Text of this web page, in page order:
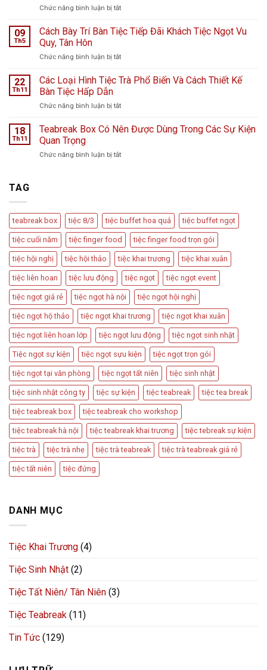
viện
Hà
ngày
bão
chuyện
Cầu
Chức năng bình luận bị tắtở
Teabreak
Khai
Cửa
nước
Perfume
09
Th5
Cách Bày Trí Bàn Tiệc Tiếp Đãi Khách Tiệc Ngọt Vu
Quy, Tân Hôn
Chức năng bình luận bị tắtở
Bày
Tiệc
Đãi
Ngọt
22
Th11
Các Loại Hình Tiệc Trà Phổ Biến Và Cách Thiết Kế
Bàn Tiệc Hấp Dẫn
Chức năng bình luận bị tắtở
Loại
Trà
Kế
Bàn
Tiệc
Hấp
Dẫn
18
Th11
Teabreak Box Có Nên Được Dùng Trong Các Sự Kiện
Quan Trọng
Chức năng bình luận bị tắtở
Dùng
Trong
Các
Sự
Kiện
Quan
Trọng
TAG
teabreak box tiệc 8/3 tiệc buffet hoa quả tiệc buffet ngọt
tiệc cuối năm tiệc finger food tiệc finger food trọn gói
tiệc hội nghị tiệc hội thảo tiệc khai trương tiệc khai xuân
tiệc liên hoan tiệc lưu động tiệc ngọt tiệc ngọt event
tiệc ngọt giá rẻ tiệc ngọt hà nội tiệc ngọt hội nghị
tiệc ngọt hộ thảo tiệc ngọt khai trương tiệc ngọt khai xuân
tiệc ngọt liên hoan lớp tiệc ngọt lưu động tiệc ngọt sinh nhật
Tiệc ngọt sự kiện tiệc ngọt sựu kiện tiệc ngọt trọn gói
tiệc ngọt tại văn phòng tiệc ngọt tất niên tiệc sinh nhật
tiệc sinh nhật công ty tiệc sự kiện tiệc teabreak tiệc tea break
tiệc teabreak box tiệc teabreak cho workshop
tiệc teabreak hà nội tiệc teabreak khai trương tiệc tebreak sự kiện
tiệc trà tiệc trà nhẹ tiệc trà teabreak tiệc trà teabreak giá rẻ
tiệc tất niên tiệc đứng
DANH MỤC
Tiệc Khai Trương (4)
Tiệc Sinh Nhật (2)
Tiệc Tất Niên/ Tân Niên (3)
Tiệc Teabreak (11)
Tin Tức (129)